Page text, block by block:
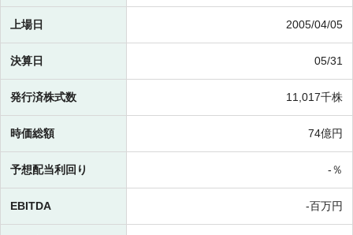
上場日 2005/04/05
決算日 05/31
発行済株式数 11,017千株
時価総額 74億円
予想配当利回り -％
EBITDA -百万円